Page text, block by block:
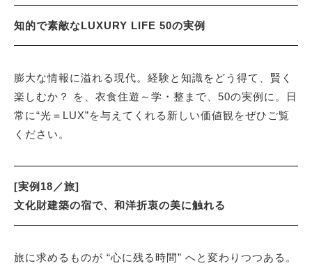
知的で素敵なLUXURY LIFE 50の実例
膨大な情報に溢れる現代。経験と知識をどう得て、賢く
楽しむか？ を、衣食住遊～学・整まで、50の実例に。日
常に“光＝LUX”を与えてくれる新しい価値観をぜひご覧
ください。
[実例18／旅]
文化財建築の宿で、和洋折衷の美に触れる
旅に求めるものが “心に残る時間” へと変わりつつある。
ABOUT SITE
サイトマップ